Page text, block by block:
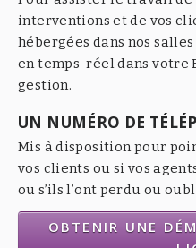
interventions et de vos
hébergées dans nos
en temps-réel dans votre
gestion.
UN NUMÉRO DE
Mis à disposition pour
vos clients ou si vos
ou s’ils l’ont perdu ou
OBTENIR UNE